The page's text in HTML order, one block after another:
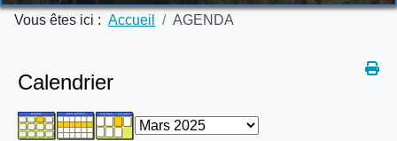
Vous êtes ici : Accueil AGENDA
Calendrier